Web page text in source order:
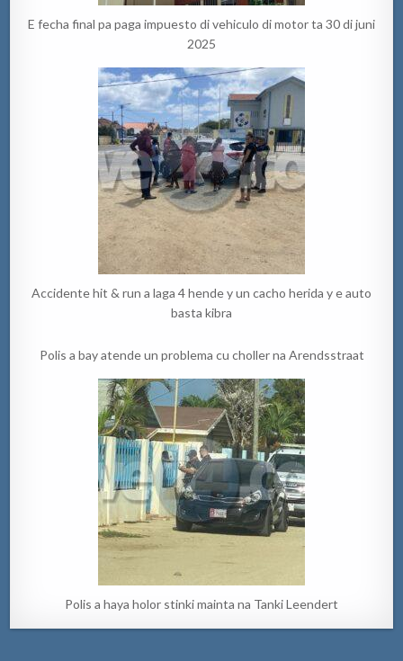
E fecha final pa paga impuesto di vehiculo di motor ta 30 di juni
2025
Accidente hit & run a laga 4 hende y un cacho herida y e auto
basta kibra
Polis a bay atende un problema cu choller na Arendsstraat
Polis a haya holor stinki mainta na Tanki Leendert